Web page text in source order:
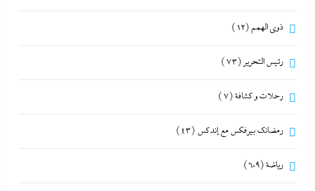
ذوى الهمم (12)
رئيس التحرير (73)
رحلات و كشافة(7)
رمضانك بيرفكس مع إندكس (43)
رياضة(609)